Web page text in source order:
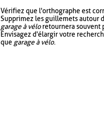
Vérifiez que l'orthographe est
Supprimez les guillemets autour
garage à véloretournera souvent
Envisagez d'élargir votre
que garage à vélo.